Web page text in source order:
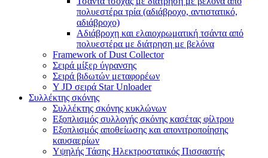
πολυεστέρα τρία (αδιάβροχο, αντιστατικό,
αδιάβροχο)
Αδιάβροχη και ελαιοχρωματική τσάντα από
πολυεστέρα με διάτρηση με βελόνα
Framework of Dust Collector
Σειρά μίξερ ύγρανσης
Σειρά βιδωτών μεταφορέων
Y JD σειρά Star Unloader
Συλλέκτης σκόνης
Συλλέκτης σκόνης κυκλώνων
Εξοπλισμός συλλογής σκόνης κασέτας φίλτρου
Εξοπλισμός αποθείωσης και απονιτροποίησης
καυσαερίων
Υψηλής Τάσης Ηλεκτροστατικός Πισσαστής